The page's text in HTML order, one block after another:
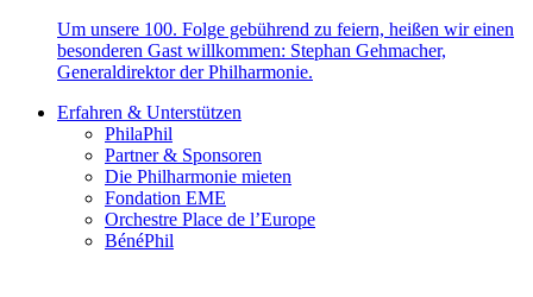
Um unsere 100. Folge gebührend zu feiern, heißen wir einen
besonderen Gast willkommen: Stephan Gehmacher,
Generaldirektor der Philharmonie.
Erfahren & Unterstützen
PhilaPhil
Partner & Sponsoren
Die Philharmonie mieten
Fondation EME
Orchestre Place de l’Europe
BénéPhil